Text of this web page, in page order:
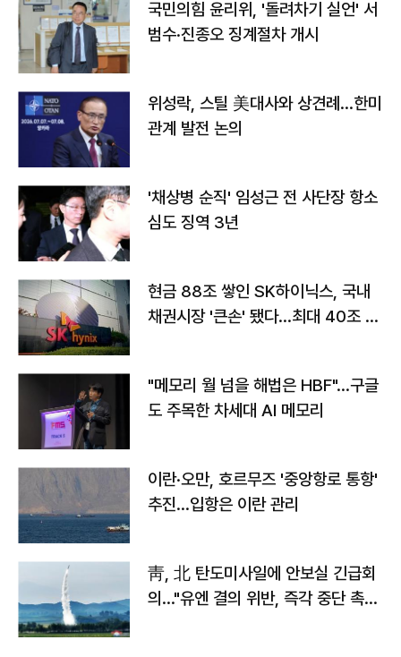
국민의힘 윤리위, '돌려차기 실언' 서
범수·진종오 징계절차 개시
위성락, 스틸 美대사와 상견례…한미
관계 발전 논의
'채상병 순직' 임성근 전 사단장 항소
심도 징역 3년
현금 88조 쌓인 SK하이닉스, 국내
채권시장 '큰손' 됐다…최대 40조 투
"메모리 월 넘을 해법은 HBF"…구글
도 주목한 차세대 AI 메모리
이란·오만, 호르무즈 '중앙항로 통항'
추진…입항은 이란 관리
靑, 北 탄도미사일에 안보실 긴급회
의…"유엔 결의 위반, 즉각 중단 촉